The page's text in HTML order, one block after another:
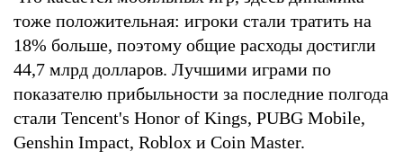
тоже положительная: игроки стали тратить на
18% больше, поэтому общие расходы достигли
44,7 млрд долларов. Лучшими играми по
показателю прибыльности за последние полгода
стали Tencent's Honor of Kings, PUBG Mobile,
Genshin Impact, Roblox и Coin Master.